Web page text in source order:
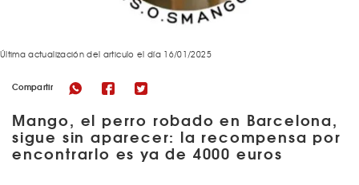
Compartir
Mango, el perro robado en Barcelona,
sigue sin aparecer: la recompensa por
encontrarlo es ya de 4000 euros
Última actualización del articulo el día 16/01/2025